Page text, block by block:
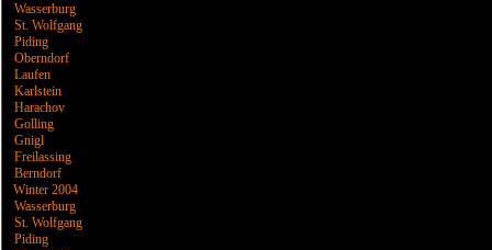
Wasserburg
St. Wolfgang
Piding
Oberndorf
Laufen
Karlstein
Harachov
Golling
Gnigl
Freilassing
Berndorf
Winter 2004
Wasserburg
St. Wolfgang
Piding